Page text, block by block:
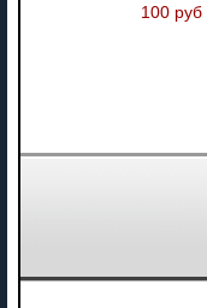
100 руб